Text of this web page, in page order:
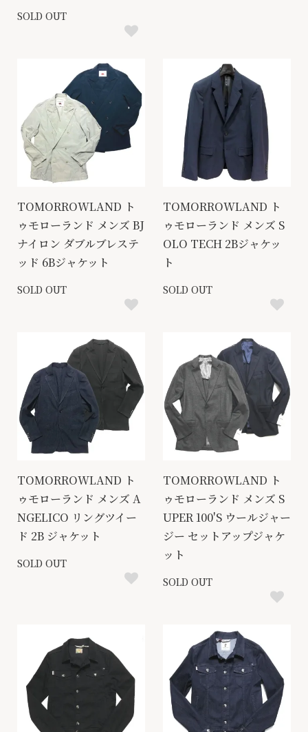
SOLD OUT
TOMORROWLAND ト
ゥモローランド メンズ BJ
ナイロン ダブルブレステ
ッド 6Bジャケット
SOLD OUT
TOMORROWLAND ト
ゥモローランド メンズ S
OLO TECH 2Bジャケッ
ト
SOLD OUT
TOMORROWLAND ト
ゥモローランド メンズ A
NGELICO リングツイー
ド 2B ジャケット
SOLD OUT
TOMORROWLAND ト
ゥモローランド メンズ S
UPER 100'S ウールジャー
ジー セットアップジャケ
ット
SOLD OUT